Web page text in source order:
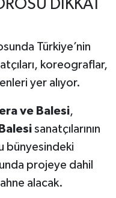
DİKKAT
Türkiye’nin
koreograflar,
yer alıyor.
ve Balesi,
sanatçılarının
bünyesindeki
projeye dahil
alacak.